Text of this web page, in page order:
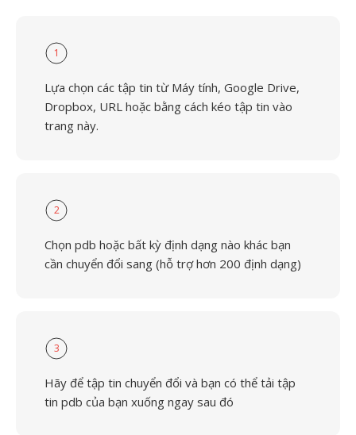
1
Lựa chọn các tập tin từ Máy tính, Google Drive,
Dropbox, URL hoặc bằng cách kéo tập tin vào
trang này.
2
Chọn pdb hoặc bất kỳ định dạng nào khác bạn
cần chuyển đổi sang (hỗ trợ hơn 200 định dạng)
3
Hãy để tập tin chuyển đổi và bạn có thể tải tập
tin pdb của bạn xuống ngay sau đó